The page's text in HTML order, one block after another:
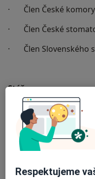
· Člen České
· Člen České
· Člen Slovenského
Stáže:
· Hradec Králové:
o konzervační
o (re)endodoncie
· Hradec Králové:
Respektujeme